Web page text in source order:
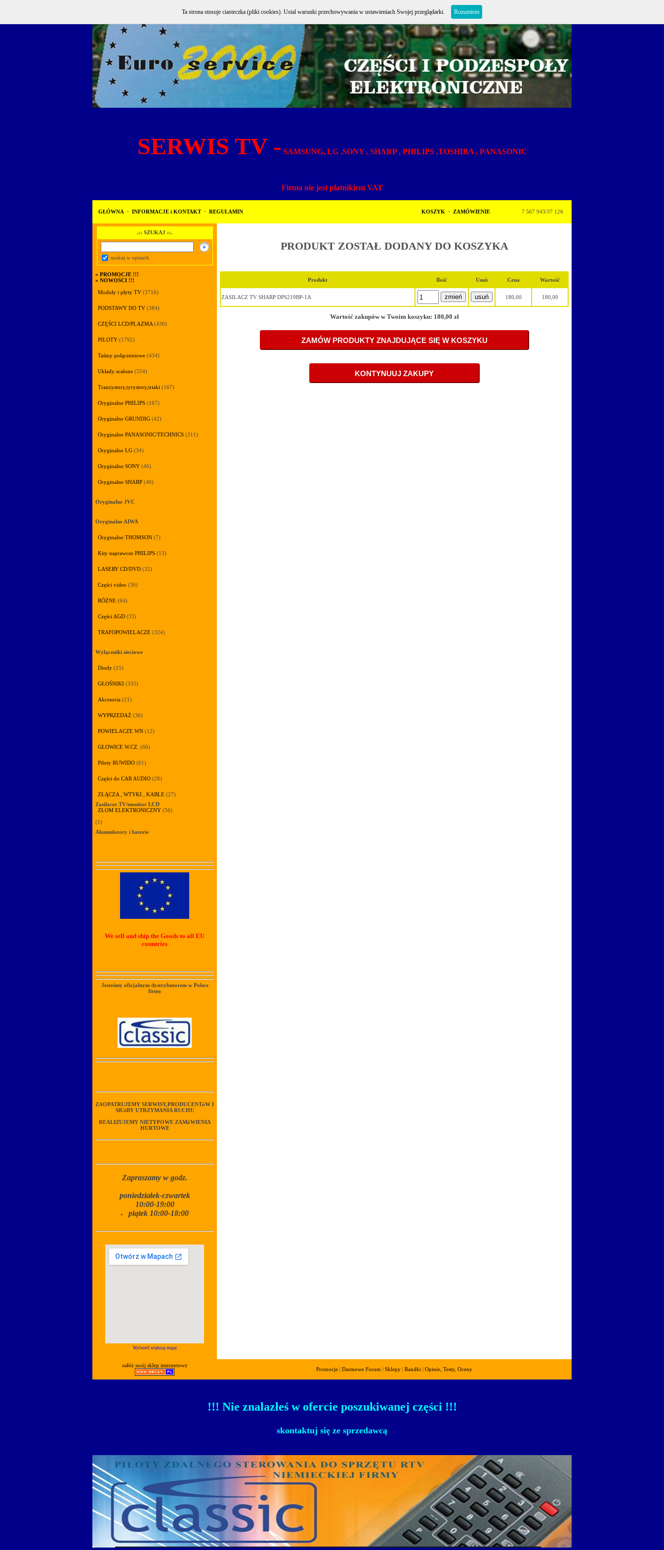
SERWIS TV - SAMSUNG, LG ,SONY , SHARP , PHILIPS ,TOSHIBA , PANASONIC
Firma nie jest płatnikiem VAT
GŁÓWNA · INFORMACJE i KONTAKT · REGULAMIN KOSZYK · ZAMÓWIENIE 7 567 943/37 126
.:: SZUKAJ ::.
szukaj w opisach
» PROMOCJE !!!
» NOWOŚCI !!!
Moduły i płyty TV (3716)
PODSTAWY DO TV (384)
CZĘŚCI LCD/PLAZMA (430)
PILOTY (1792)
Taśmy połączeniowe (434)
Układy scalone (554)
Tranzystory,tyrystory,triaki (167)
Oryginalne PHILIPS (167)
Oryginalne GRUNDIG (42)
Oryginalne PANASONIC/TECHNICS (311)
Oryginalne LG (34)
Oryginalne SONY (46)
Oryginalne SHARP (40)
Oryginalne JVC
Oryginalne AIWA
Oryginalne THOMSON (7)
Kity naprawcze PHILIPS (13)
LASERY CD/DVD (32)
Części video (36)
RÓŻNE (64)
Części AGD (33)
TRAFOPOWIELACZE (324)
Wyłączniki sieciowe
Diody (15)
GŁOŚNIKI (335)
Akcesoria (21)
WYPRZEDAŻ (36)
POWIELACZE WN (12)
GŁOWICE W.CZ. (66)
Piloty RUWIDO (61)
Części do CAR AUDIO (28)
ZŁĄCZA , WTYKI , KABLE (27)
Zasilacze TV/monitor LCD
ZŁOM ELEKTRONICZNY (56)
(1)
Akumulatory i baterie
We sell and ship the Goods to all EU
countries
Jesteśmy oficjalnym dystrybutorem w Polsce
firmy
ZAOPATRUJEMY SERWISY,PRODUCENTóW I
SłUżBY UTRZYMANIA RUCHU
REALIZUJEMY NIETYPOWE ZAMóWIENIA
HURTOWE
Zapraszamy w godz.
poniedziałek-czwartek
10:00-19:00
piątek 10:00-18:00
Wyświetl większą mapę
PRODUKT ZOSTAŁ DODANY DO KOSZYKA
Produkt Ilość Usuń Cena Wartość
ZASILACZ TV SHARP DPS219BP-1A 180,00 180,00
Wartość zakupów w Twoim koszyku: 180,00 zł
załóż swój sklep internetowy
Promocje | Darmowe Forum | Sklepy | Randki | Opinie, Testy, Oceny
!!! Nie znalazłeś w ofercie poszukiwanej części !!!
skontaktuj się ze sprzedawcą
Ta strona stosuje ciasteczka (pliki cookies). Ustal warunki przechowywania w ustawieniach Swojej przeglądarki. Rozumiem